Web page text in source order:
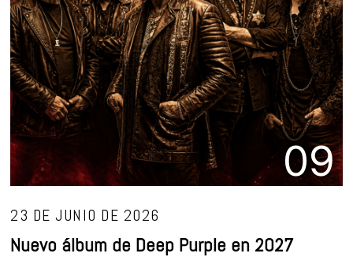
09
23 DE JUNIO DE 2026
Nuevo álbum de Deep Purple en 2027